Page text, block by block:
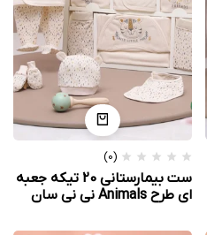
(0)
ست بیمارستانی 20 تیکه جعبه
ای طرح Animals نی نی سان